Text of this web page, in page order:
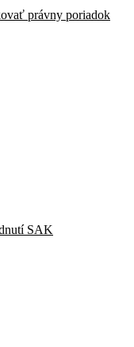
právny poriadok
SAK